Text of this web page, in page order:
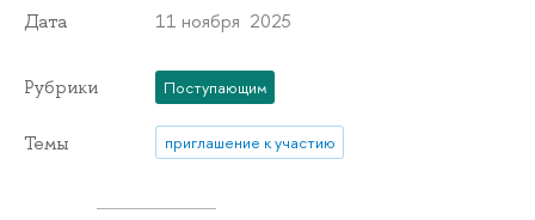
Дата 11 ноября 2025
Рубрики Поступающим
Темы приглашение к участию